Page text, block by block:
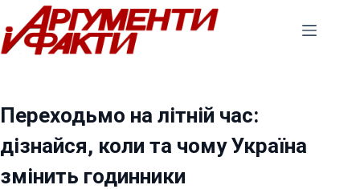
Перейти
до
вмісту
Переходьмо на літній час:
дізнайся, коли та чому Україна
змінить годинники